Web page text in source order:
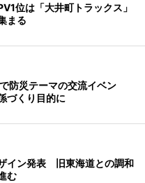
位は「大井町トラックス」
まる
防災テーマの交流イベン
づくり目的に
イン発表 旧東海道との調和
む